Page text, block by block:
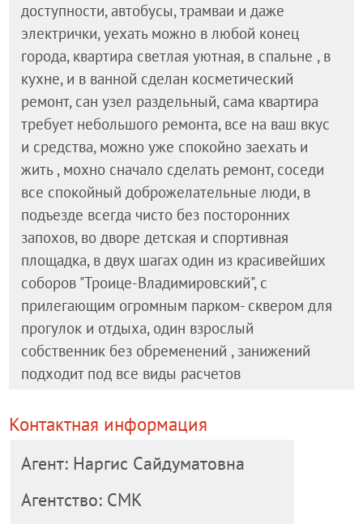
доступности, автобусы, трамваи и даже
электрички, уехать можно в любой конец
города, квартира светлая уютная, в спальне , в
кухне, и в ванной сделан косметический
ремонт, сан узел раздельный, сама квартира
требует небольшого ремонта, все на ваш вкус
и средства, можно уже спокойно заехать и
жить , мохно сначало сделать ремонт, соседи
все спокойный доброжелательные люди, в
подъезде всегда чисто без посторонних
запохов, во дворе детская и спортивная
площадка, в двух шагах один из красивейших
соборов "Троице-Владимировский", с
прилегающим огромным парком- сквером для
прогулок и отдыха, один взрослый
собственник без обременений , занижений
подходит под все виды расчетов
Контактная информация
Агент: Наргис Сайдуматовна
Агентство: СМК